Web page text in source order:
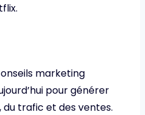
marketing
pour générer
du trafic et des ventes.